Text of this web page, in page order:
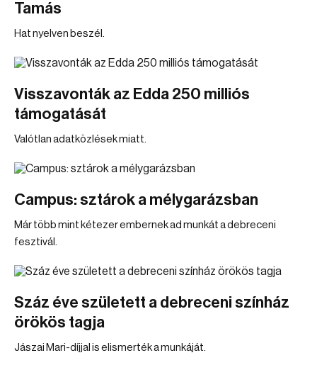
Tamás
Hat nyelven beszél.
Visszavonták az Edda 250 milliós
támogatását
Valótlan adatközlések miatt.
Campus: sztárok a mélygarázsban
Már több mint kétezer embernek ad munkát a debreceni
fesztivál.
Száz éve született a debreceni színház
örökös tagja
Jászai Mari-díjjal is elismerték a munkáját.